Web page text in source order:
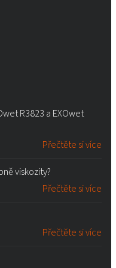
R3823 a EXOwet
Přečtěte si více
viskozity?
Přečtěte si více
Přečtěte si více